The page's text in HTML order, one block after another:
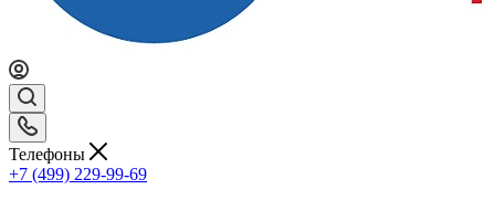
Телефоны
+7 (499) 229-99-69